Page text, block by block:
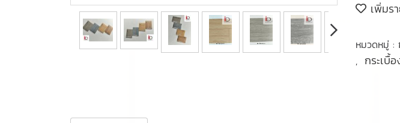
เพิ่มร
หมวดหมู่ :
, กระเบื้